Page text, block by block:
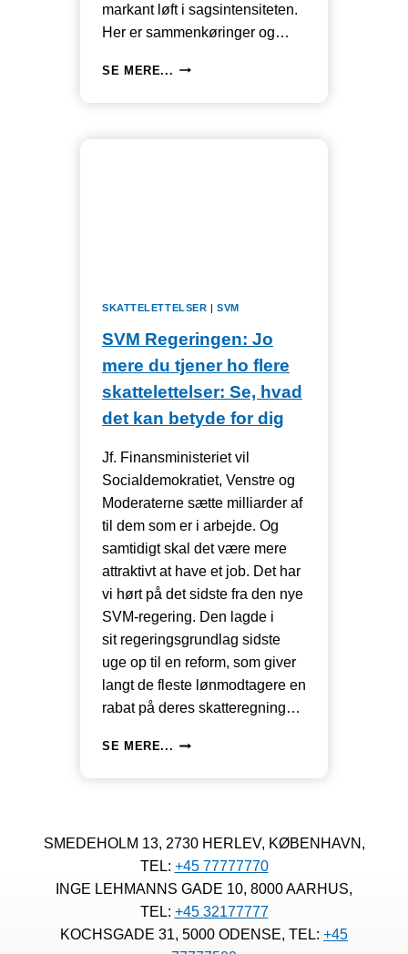
markant løft i sagsintensiteten.
Her er sammenkøringer og…
SE MERE... SÆRLIG
SKATTELETTELSER |SVM
SVM Regeringen: Jo
mere du tjener ho flere
skattelettelser: Se, hvad
det kan betyde for dig
Jf. Finansministeriet vil
Socialdemokratiet, Venstre og
Moderaterne sætte milliarder af
til dem som er i arbejde. Og
samtidigt skal det være mere
attraktivt at have et job. Det har
vi hørt på det sidste fra den nye
SVM-regering. Den lagde i
sit regeringsgrundlag sidste
uge op til en reform, som giver
langt de fleste lønmodtagere en
rabat på deres skatteregning…
SE MERE... SVM
HO
FLERE
SKATTELETTELSER: SE,
HVAD
KAN
SMEDEHOLM 13, 2730 HERLEV, KØBENHAVN,
TEL: +45 77777770
INGE LEHMANNS GADE 10, 8000 AARHUS,
TEL: +45 32177777
KOCHSGADE 31, 5000 ODENSE, TEL: +45